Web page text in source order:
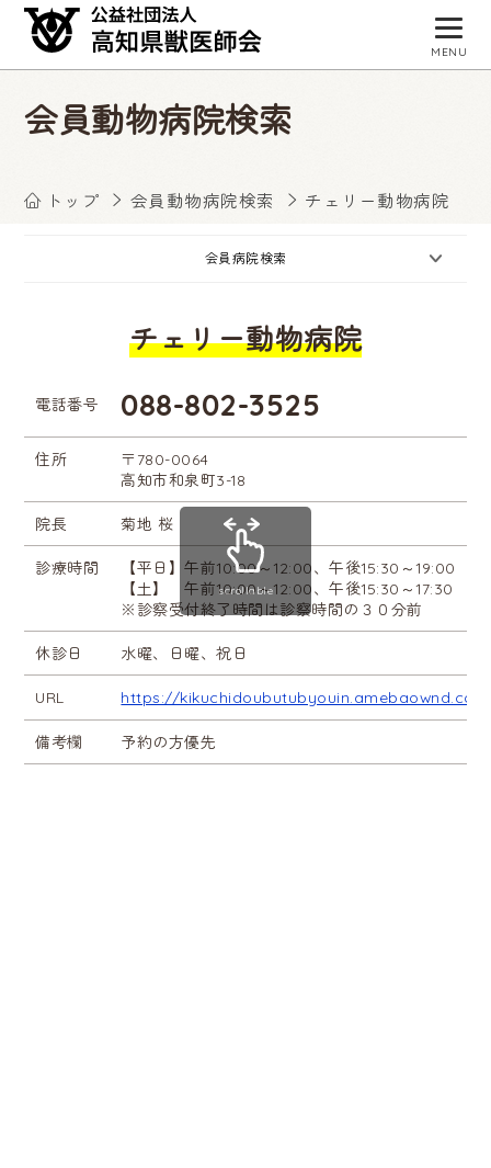
会員動物病院検索
トップ 会員動物病院検索 チェリー動物病院
会員病院検索
チェリー動物病院
電話番号 088-802-3525
住所
〒780-0064
高知市和泉町3-18
院長 菊地 桜
診療時間
【平日】午前10:00～12:00、午後15:30～19:00
【土】 午前10:00～12:00、午後15:30～17:30
※診察受付終了時間は診察時間の３０分前
休診日 水曜、日曜、祝日
URL https://
備考欄 予約の方優先
scrollable
MENU
会員病院検索
会員専用サイト